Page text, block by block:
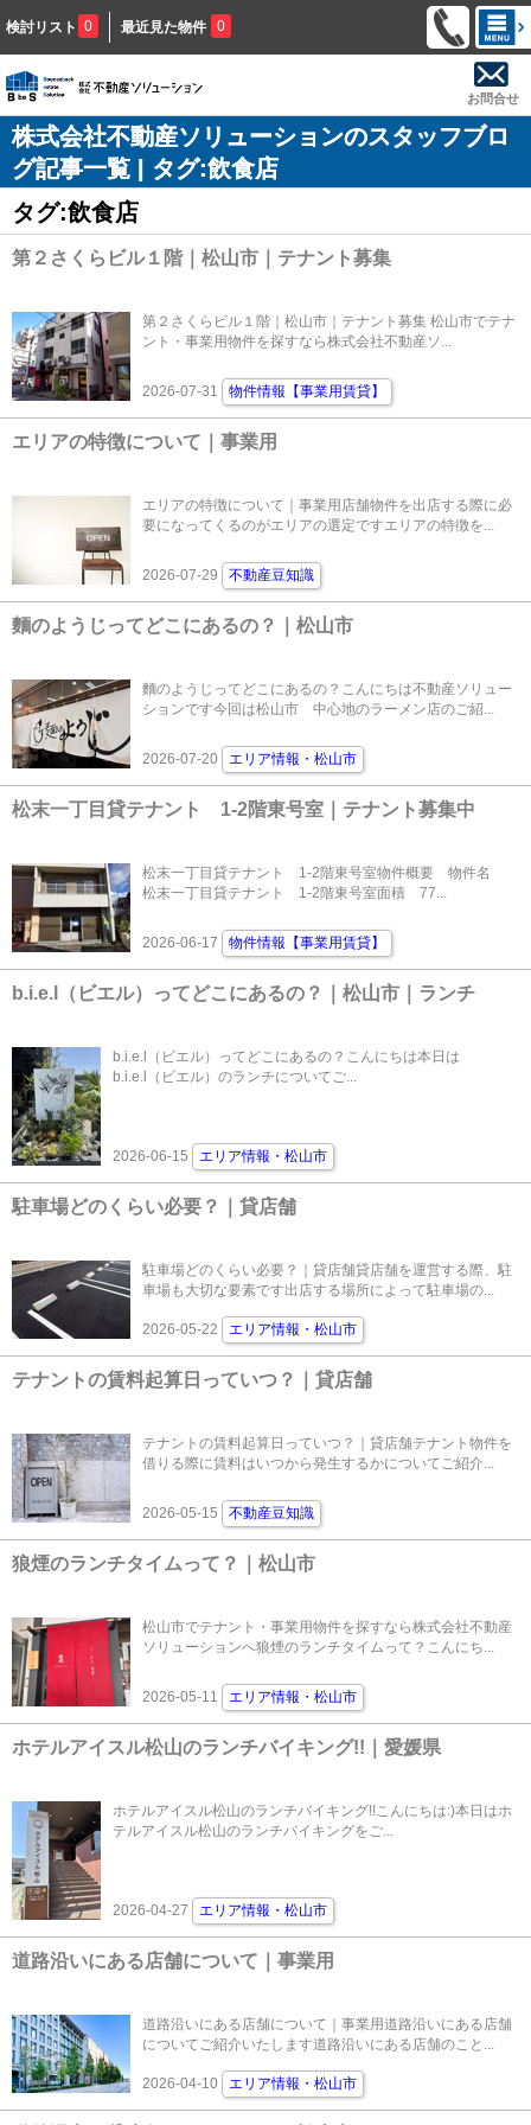
検討リスト 0 最近見た物件 0
お問合せ
株式会社不動産ソリューションのスタッフブロ
グ記事一覧 | タグ:飲食店
タグ:飲食店
第２さくらビル１階｜松山市｜テナント募集
第２さくらビル１階｜松山市｜テナント募集 松山市でテナ
ント・事業用物件を探すなら株式会社不動産ソ...
2026-07-31 物件情報【事業用賃貸】
エリアの特徴について｜事業用
エリアの特徴について｜事業用店舗物件を出店する際に必
要になってくるのがエリアの選定ですエリアの特徴を...
2026-07-29 不動産豆知識
麵のようじってどこにあるの？｜松山市
麵のようじってどこにあるの？こんにちは不動産ソリュー
ションです今回は松山市 中心地のラーメン店のご紹...
2026-07-20 エリア情報・松山市
松末一丁目貸テナント 1-2階東号室｜テナント募集中
松末一丁目貸テナント 1-2階東号室物件概要 物件名
松末一丁目貸テナント 1-2階東号室面積 77...
2026-06-17 物件情報【事業用賃貸】
b.i.e.l（ビエル）ってどこにあるの？｜松山市｜ランチ
b.i.e.l（ビエル）ってどこにあるの？こんにちは本日は
b.i.e.l（ビエル）のランチについてご...
2026-06-15 エリア情報・松山市
駐車場どのくらい必要？｜貸店舗
駐車場どのくらい必要？｜貸店舗貸店舗を運営する際、駐
車場も大切な要素です出店する場所によって駐車場の...
2026-05-22 エリア情報・松山市
テナントの賃料起算日っていつ？｜貸店舗
テナントの賃料起算日っていつ？｜貸店舗テナント物件を
借りる際に賃料はいつから発生するかについてご紹介...
2026-05-15 不動産豆知識
狼煙のランチタイムって？｜松山市
松山市でテナント・事業用物件を探すなら株式会社不動産
ソリューションへ狼煙のランチタイムって？こんにち...
2026-05-11 エリア情報・松山市
ホテルアイスル松山のランチバイキング!!｜愛媛県
ホテルアイスル松山のランチバイキング!!こんにちは:)本日はホ
テルアイスル松山のランチバイキングをご...
2026-04-27 エリア情報・松山市
道路沿いにある店舗について｜事業用
道路沿いにある店舗について｜事業用道路沿いにある店舗
についてご紹介いたします道路沿いにある店舗のこと...
2026-04-10 エリア情報・松山市